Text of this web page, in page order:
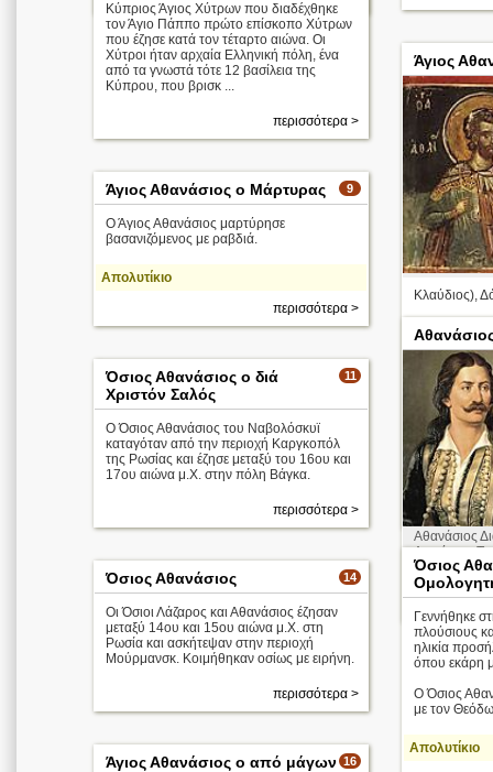
Κύπριος Άγιος Χύτρων που διαδέχθηκε
τον Άγιο Πάππο πρώτο επίσκοπο Χύτρων
που έζησε κατά τον τέταρτο αιώνα. Οι
Χύτροι ήταν αρχαία Ελληνική πόλη, ένα
από τα γνωστά τότε 12 βασίλεια της
Κύπρου, που βρισκ ...
περισσότερα >
Άγιος
Κλαύδιος),
Οι Άγιοι
Τεσσαράκοντ
α
9
Άγιος Αθανάσιος ο Μάρτυρας
Ο Άγιος Αθανάσιος μαρτύρησε
βασανιζόμενος με ραβδιά.
Απολυτίκιο
περισσότερα >
Αθανάσιος
Διονύσιος
Φιλική
11
Όσιος Αθανάσιος ο διά
Χριστόν Σαλός
Ο Όσιος Αθανάσιος του Ναβολόσκυϊ
καταγόταν από την περιοχή Καργκοπόλ
της Ρωσίας και έζησε μεταξύ του 16ου και
17ου αιώνα μ.Χ. στην πόλη Βάγκα.
περισσότερα >
Όσιος
Γεννήθηκε
πλούσιους
ηλικία
όπου εκάρη
Ο Όσιος
με τον
Απολυτίκιο
14
Όσιος Αθανάσιος
Οι Όσιοι Λάζαρος και Αθανάσιος έζησαν
μεταξύ 14ου και 15ου αιώνα μ.Χ. στη
Ρωσία και ασκήτεψαν στην περιοχή
Μούρμανσκ. Κοιμήθηκαν οσίως με ειρήνη.
περισσότερα >
16
Άγιος Αθανάσιος ο από μάγων